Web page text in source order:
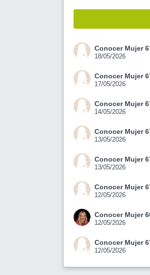
Conocer Mujer
18/05/2026
Conocer Mujer
17/05/2026
Conocer Mujer
14/05/2026
Conocer Mujer
13/05/2026
Conocer Mujer
13/05/2026
Conocer Mujer
12/05/2026
Conocer Mujer
12/05/2026
Conocer Mujer
12/05/2026